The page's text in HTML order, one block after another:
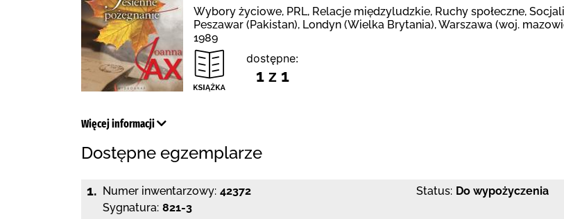
Wybory życiowe, PRL, Relacje międzyludzkie, Ruchy społeczne,
Peszawar (Pakistan), Londyn (Wielka Brytania), Warszawa (woj.
1989
dostępne:
1 z 1
Więcej informacji
Dostępne egzemplarze
1. Numer inwentarzowy: 42372
Sygnatura: 821-3
Status: Do wypożyczenia